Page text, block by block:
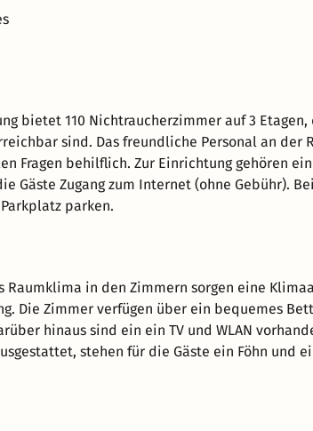
bietet 110 Nichtraucherzimmer auf 3
sind. Das freundliche Personal an der
Fragen behilflich. Zur Einrichtung gehören
Gäste Zugang zum Internet (ohne Gebühr).
parken.
Raumklima in den Zimmern sorgen eine
Die Zimmer verfügen über ein bequemes
hinaus sind ein ein TV und WLAN
stehen für die Gäste ein Föhn und